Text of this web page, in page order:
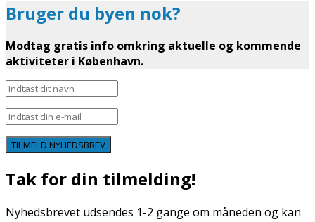
Bruger du byen nok?
Modtag gratis info omkring aktuelle og kommende
aktiviteter i København.
TILMELD NYHEDSBREV
Tak for din tilmelding!
Nyhedsbrevet udsendes 1-2 gange om måneden og kan